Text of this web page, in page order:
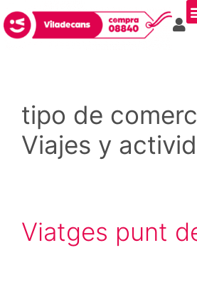
tipo de
Viajes y
Viatges punt